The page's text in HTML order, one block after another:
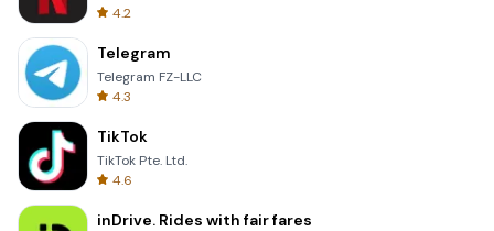
4.2
Telegram
Telegram FZ-LLC
4.3
TikTok
TikTok Pte. Ltd.
4.6
inDrive. Rides with fair fares